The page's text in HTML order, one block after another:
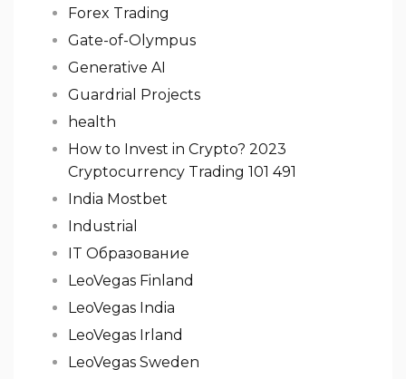
Forex Trading
Gate-of-Olympus
Generative AI
Guardrial Projects
health
How to Invest in Crypto? 2023
Cryptocurrency Trading 101 491
India Mostbet
Industrial
IT Образование
LeoVegas Finland
LeoVegas India
LeoVegas Irland
LeoVegas Sweden